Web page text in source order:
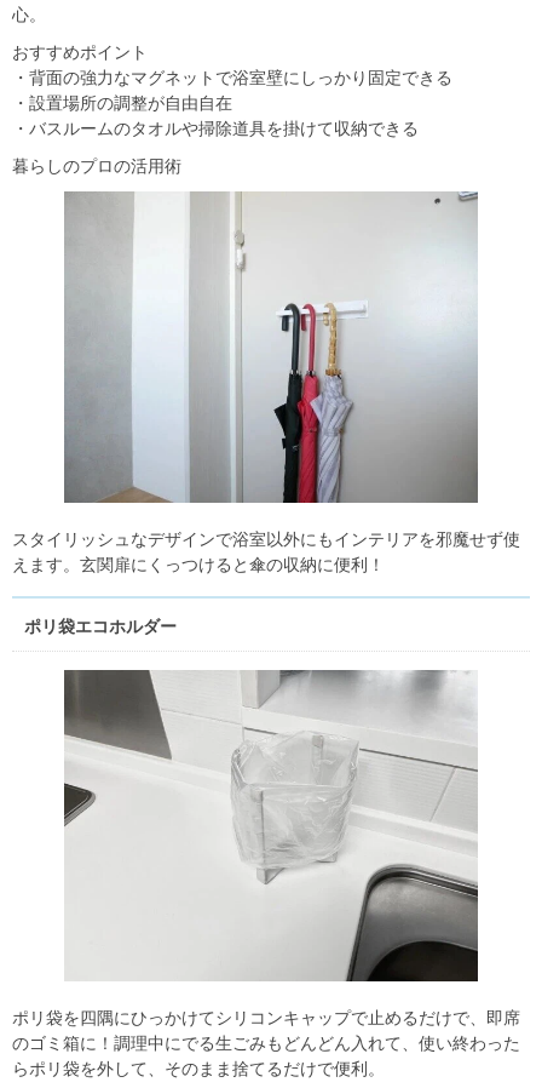
心。
おすすめポイント
・ 背面の強力なマグネットで浴室壁にしっかり固定できる
・設置場所の調整が自由自在
・バスルームのタオルや掃除道具を掛けて収納できる
暮らしのプロの活用術
スタイリッシュなデザインで浴室以外にもインテリアを邪魔せず使
えます。玄関扉にくっつけると傘の収納に便利！
ポリ袋エコホルダー
ポリ袋を四隅にひっかけてシリコンキャップで止めるだけで、即席
のゴミ箱に！調理中にでる生ごみもどんどん入れて、使い終わった
らポリ袋を外して、そのまま捨てるだけで便利。